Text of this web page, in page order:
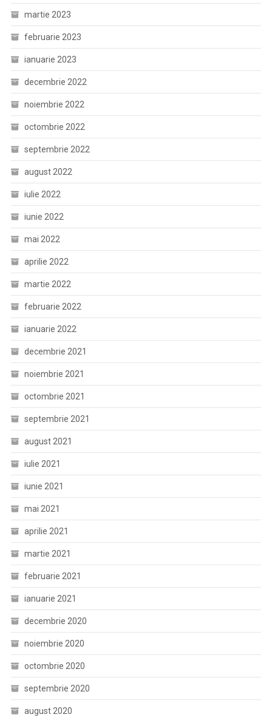
martie 2023
februarie 2023
ianuarie 2023
decembrie 2022
noiembrie 2022
octombrie 2022
septembrie 2022
august 2022
iulie 2022
iunie 2022
mai 2022
aprilie 2022
martie 2022
februarie 2022
ianuarie 2022
decembrie 2021
noiembrie 2021
octombrie 2021
septembrie 2021
august 2021
iulie 2021
iunie 2021
mai 2021
aprilie 2021
martie 2021
februarie 2021
ianuarie 2021
decembrie 2020
noiembrie 2020
octombrie 2020
septembrie 2020
august 2020